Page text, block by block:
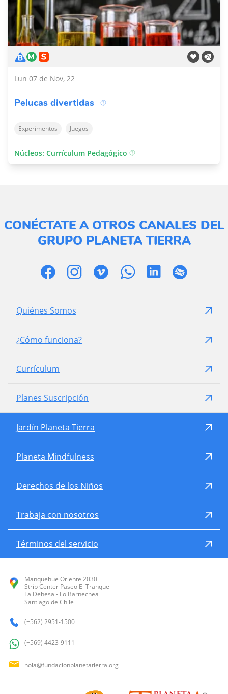
Lun 07 de Nov, 22
Pelucas divertidas
Experimentos Juegos
Núcleos: Currículum Pedagógico
CONÉCTATE A OTROS CANALES DEL
GRUPO PLANETA TIERRA
Quiénes Somos
¿Cómo funciona?
Currículum
Planes Suscripción
Jardín Planeta Tierra
Planeta Mindfulness
Derechos de los Niños
Trabaja con nosotros
Términos del servicio
Manquehue Oriente 2030
Strip Center Paseo El Tranque
La Dehesa - Lo Barnechea
Santiago de Chile
(+562) 2951-1500
(+569) 4423-9111
hola@fundacionplanetatierra.org